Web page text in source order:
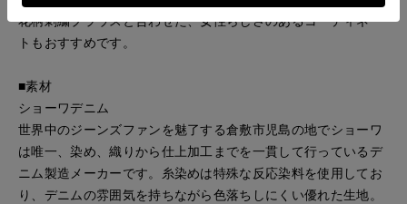
花柄刺繍ブラウスと合わせた、女性らしさのあるコーディネー
トもおすすめです。
■素材
ショーワデニム
世界中のジーンズファンを魅了する倉敷市児島の地でショーワ
は唯一、染め、織りから仕上加工までを一貫して行っているデ
ニム製造メーカーです。糸染めは特殊な反応染料を使用してお
り、デニムの雰囲気を持ちながら色落ちしにくい優れた生地。